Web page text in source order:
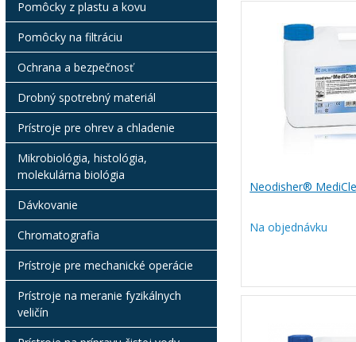
Neodisher®
Na objednávku
Pomôcky z plastu a kovu
Pomôcky na filtráciu
Ochrana a bezpečnosť
Drobný spotrebný materiál
Prístroje pre ohrev a chladenie
Mikrobiológia, histológia,
molekulárna biológia
Dávkovanie
Chromatografia
Prístroje pre mechanické operácie
Prístroje na meranie fyzikálnych
veličín